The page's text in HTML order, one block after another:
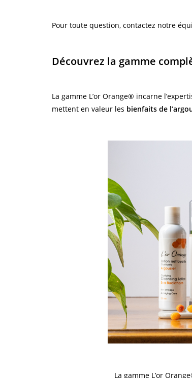
Pour toute question, contactez notre
Découvrez la gamme
La gamme L’or Orange® incarne
mettent en valeur les bienfaits de
La gamme L’or